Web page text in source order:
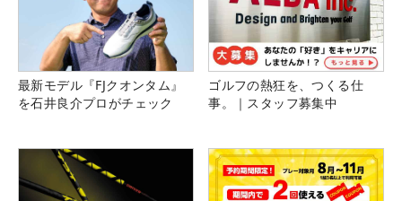
最新モデル『FJクオンタム』
を石井良介プロがチェック
ゴルフの熱狂を、つくる仕
事。｜スタッフ募集中